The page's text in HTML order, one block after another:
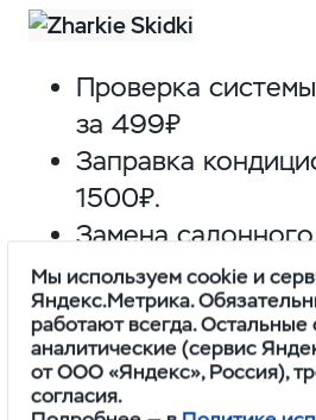
Проверка
за 499₽
Заправка
1500₽.
Замена
БЕСПЛАТНО!*
Химчистка салона
Подробности
у администраторов
Мы используем cookie и
Яндекс.Метрика.
работают всегда.
аналитические (сервис
от ООО «Яндекс», Россия),
согласия.